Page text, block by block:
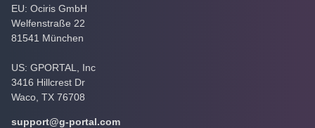
EU: Ociris GmbH
Welfenstraße 22
81541 München
US: GPORTAL, Inc
3416 Hillcrest Dr
Waco, TX 76708
support@g-portal.com